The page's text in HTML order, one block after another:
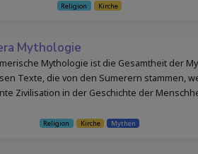
Religion Kirche
Mythologie
Mythologie ist die Gesamtheit der
Texte, die von den Sumerern stammen,
Zivilisation in der Geschichte der
Religion Kirche Mythen